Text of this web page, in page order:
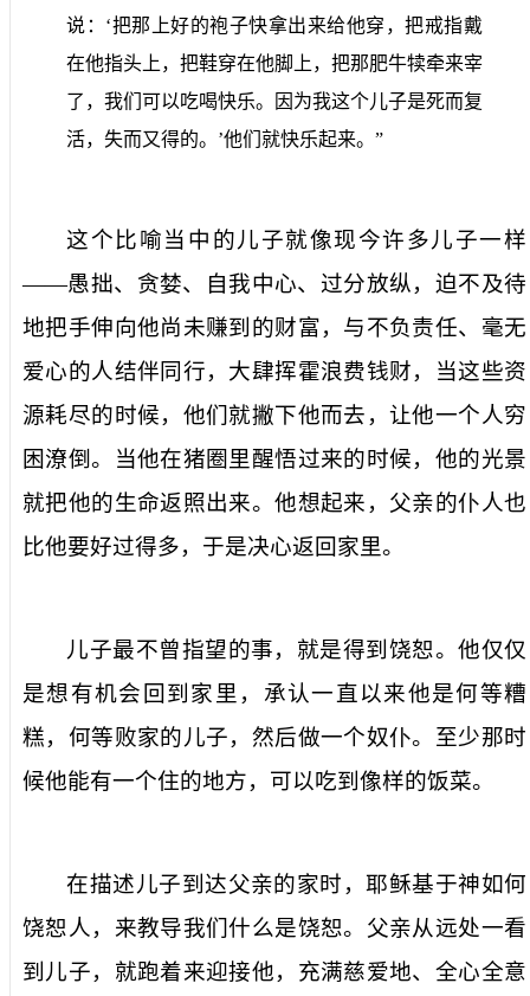
说：‘把那上好的袍子快拿出来给他穿，把戒指戴
在他指头上，把鞋穿在他脚上，把那肥牛犊牵来宰
了，我们可以吃喝快乐。因为我这个儿子是死而复
活，失而又得的。’他们就快乐起来。”
这个比喻当中的儿子就像现今许多儿子一样
——愚拙、贪婪、自我中心、过分放纵，迫不及待
地把手伸向他尚未赚到的财富，与不负责任、毫无
爱心的人结伴同行，大肆挥霍浪费钱财，当这些资
源耗尽的时候，他们就撇下他而去，让他一个人穷
困潦倒。当他在猪圈里醒悟过来的时候，他的光景
就把他的生命返照出来。他想起来，父亲的仆人也
比他要好过得多，于是决心返回家里。
儿子最不曾指望的事，就是得到饶恕。他仅仅
是想有机会回到家里，承认一直以来他是何等糟
糕，何等败家的儿子，然后做一个奴仆。至少那时
候他能有一个住的地方，可以吃到像样的饭菜。
在描述儿子到达父亲的家时，耶稣基于神如何
饶恕人，来教导我们什么是饶恕。父亲从远处一看
到儿子，就跑着来迎接他，充满慈爱地、全心全意